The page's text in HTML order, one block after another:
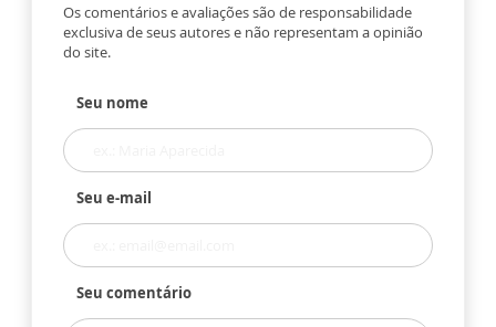
Os comentários e avaliações são de responsabilidade
exclusiva de seus autores e não representam a opinião
do site.
Seu nome
Seu e-mail
Seu comentário